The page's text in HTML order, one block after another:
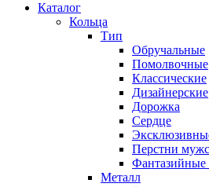
Каталог
Кольца
Тип
Обручальные
Помолвочные
Классические
Дизайнерские
Дорожка
Сердце
Перстни
Фантазийные
Металл